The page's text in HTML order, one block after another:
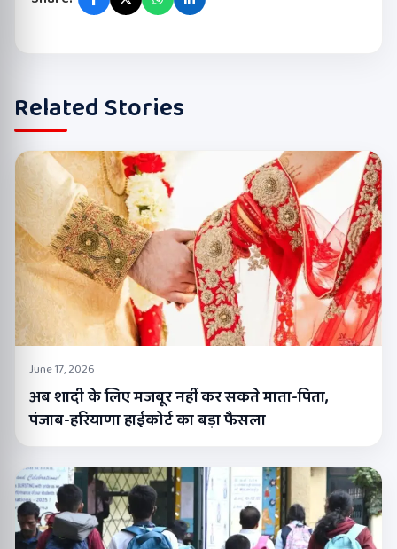
Related Stories
June 17, 2026
अब शादी के लिए मजबूर नहीं कर सकते माता-पिता,
पंजाब-हरियाणा हाईकोर्ट का बड़ा फैसला